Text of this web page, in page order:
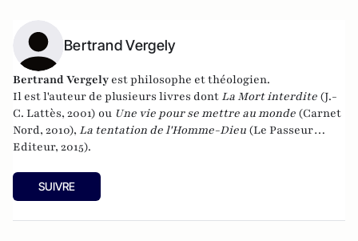
Bertrand Vergely
Bertrand Vergely est philosophe et théologien.
Il est l'auteur de plusieurs livres dont La Mort interdite (J.-
C. Lattès, 2001) ou Une vie pour se mettre au monde (Carnet
Nord, 2010), La tentation de l'Homme-Dieu (Le Passeur
Editeur, 2015).
SUIVRE